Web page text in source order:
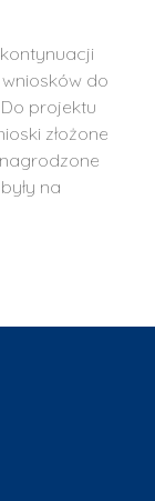
do
projektu
złożone
na